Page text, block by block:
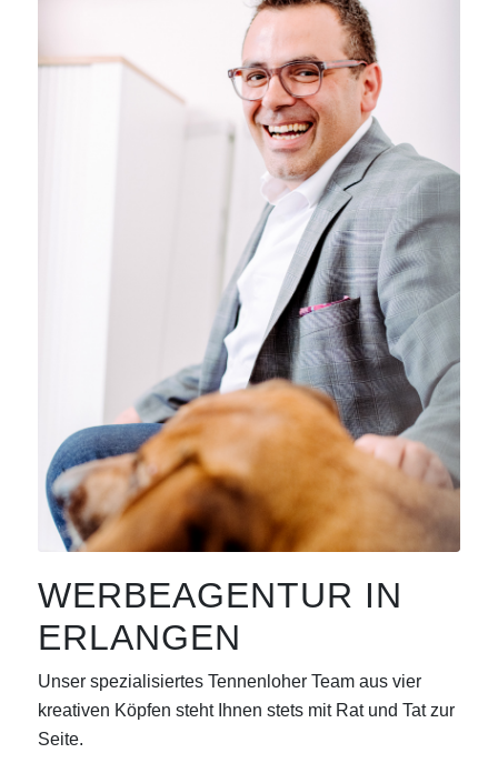
WERBEAGENTUR IN
ERLANGEN
Unser spezialisiertes Tennenloher Team aus vier
kreativen Köpfen steht Ihnen stets mit Rat und Tat zur
Seite.